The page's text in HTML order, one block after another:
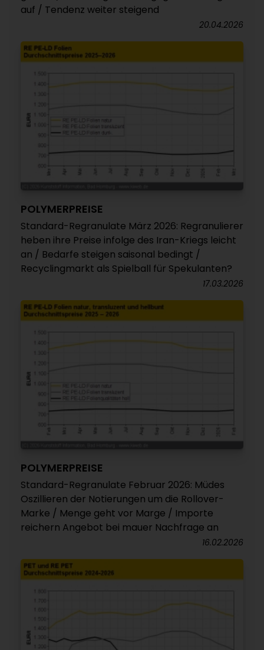
auf / Tendenz weiter steigend
20.04.2026
POLYMERPREISE
Standard-Regranulate März 2026: Regranulierer
heben ihre Preise infolge des Iran-Kriegs leicht
an / Bedarfe steigen saisonal bedingt /
Recyclingmarkt als Spielball für Spekulanten?
17.03.2026
POLYMERPREISE
Standard-Regranulate Februar 2026: Müdes
Oszillieren der Notierungen um die Rollover-
Marke / Menge geht vor Marge / Importe
reichern Angebot bei mauer Nachfrage an
16.02.2026